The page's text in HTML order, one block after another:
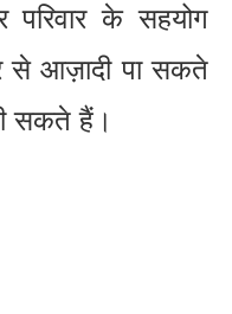
परिवार के सहयोग
से आज़ादी पा सकते
सकते हैं।